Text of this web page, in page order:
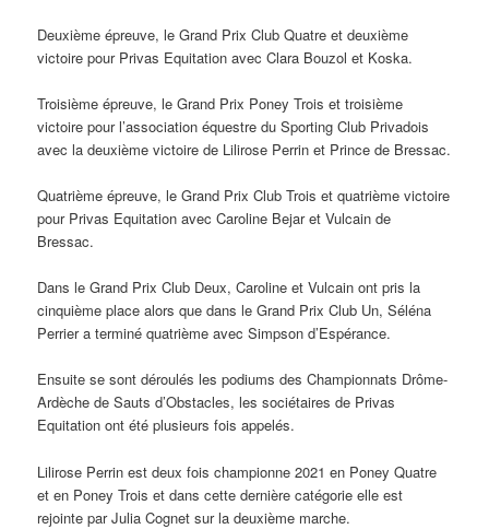
Deuxième épreuve, le Grand Prix Club Quatre et deuxième
victoire pour Privas Equitation avec Clara Bouzol et Koska.
Troisième épreuve, le Grand Prix Poney Trois et troisième
victoire pour l’association équestre du Sporting Club Privadois
avec la deuxième victoire de Lilirose Perrin et Prince de Bressac.
Quatrième épreuve, le Grand Prix Club Trois et quatrième victoire
pour Privas Equitation avec Caroline Bejar et Vulcain de
Bressac.
Dans le Grand Prix Club Deux, Caroline et Vulcain ont pris la
cinquième place alors que dans le Grand Prix Club Un, Séléna
Perrier a terminé quatrième avec Simpson d’Espérance.
Ensuite se sont déroulés les podiums des Championnats Drôme-
Ardèche de Sauts d’Obstacles, les sociétaires de Privas
Equitation ont été plusieurs fois appelés.
Lilirose Perrin est deux fois championne 2021 en Poney Quatre
et en Poney Trois et dans cette dernière catégorie elle est
rejointe par Julia Cognet sur la deuxième marche.